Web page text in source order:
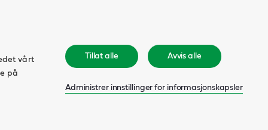
vårt
på
Tillat alle Avvis alle
Administrer innstillinger for informasjonskapsler